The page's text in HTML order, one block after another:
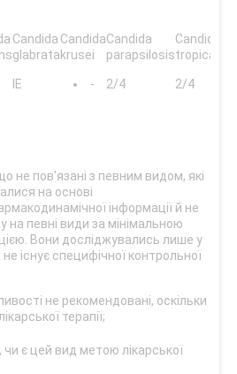
Candida
glabrata
Candida
krusei
Candida
parapsilosis
Candida
tropicals
IE - 2/4 2/4
не пов’язані з певним видом, які
на основі
інформації й не
на певні види за мінімальною
Вони досліджувались лише у
не існує специфічної контрольної
не рекомендовані, оскільки
терапії;
чи є цей вид метою лікарської